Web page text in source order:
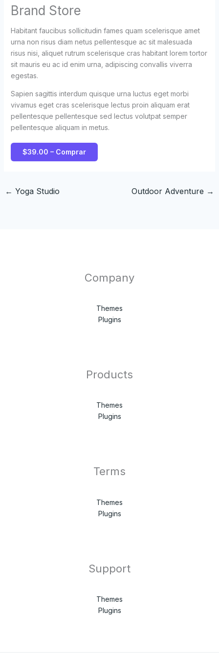
Brand Store
Habitant faucibus sollicitudin fames quam scelerisque amet
urna non risus diam netus pellentesque ac sit malesuada
risus nisi, aliquet rutrum scelerisque cras habitant lorem tortor
sit mauris eu ac id enim urna, adipiscing convallis viverra
egestas.
Sapien sagittis interdum quisque urna luctus eget morbi
vivamus eget cras scelerisque lectus proin aliquam erat
pellentesque pellentesque sed lectus volutpat semper
pellentesque aliquam in metus.
$39.00 – Comprar
← Yoga Studio Outdoor Adventure →
Company
Themes
Plugins
Products
Themes
Plugins
Terms
Themes
Plugins
Support
Themes
Plugins